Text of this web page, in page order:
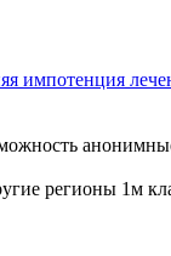
импотенция
регионы 1м